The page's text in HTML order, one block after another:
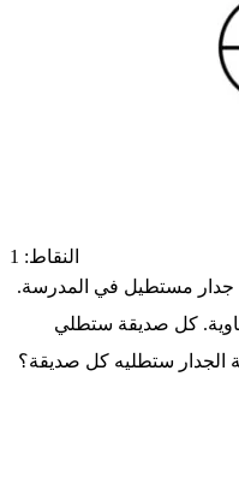
النقاط: 1
طلاء جدار مستطيل في المدرسة.
4 أقسام متساوية. كل صديقة ستطلي
ستطليه كل صديقة؟